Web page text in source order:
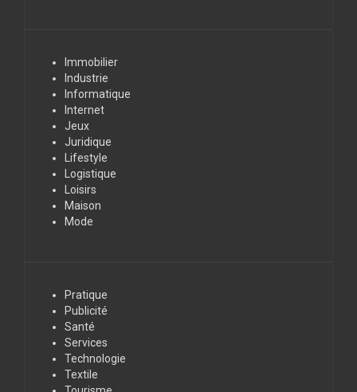
Immobilier
Industrie
Informatique
Internet
Jeux
Juridique
Lifestyle
Logistique
Loisirs
Maison
Mode
Pratique
Publicité
Santé
Services
Technologie
Textile